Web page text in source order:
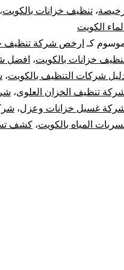
، تنظيف خزانات بالكويت،
الماء الكويت
كـ ارخص شركة تنظيف
خزانات بالكويت، افضل
شركات التنظيف بالكويت،
تنظيف الخزان العلوى،
غسيل خزانات وعزل،
المياه بالكويت، كشف